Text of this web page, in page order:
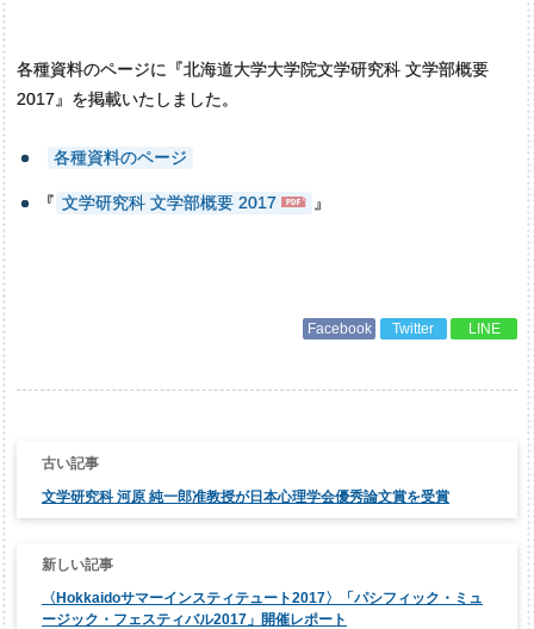
各種資料のページに『北海道大学大学院文学研究科 文学部概要
2017』を掲載いたしました。
各種資料のページ
『 文学研究科 文学部概要 2017 』
Facebook Twitter LINE
ゲ
文学研究科 河原 純一郎准教授が日本心理学会優秀論文賞を受賞
〈Hokkaidoサマーインスティテュート2017〉「パシフィック・ミュ
ージック・フェスティバル2017」開催レポート